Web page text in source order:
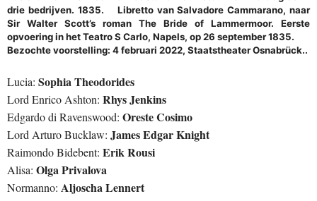
drie bedrijven. 1835. Libretto van Salvadore Cammarano, naar
Sir Walter Scott’s roman The Bride of Lammermoor. Eerste
opvoering in het Teatro S Carlo, Napels, op 26 september 1835.
Bezochte voorstelling: 4 februari 2022, Staatstheater Osnabrück..
Lucia: Sophia Theodorides
Lord Enrico Ashton: Rhys Jenkins
Edgardo di Ravenswood: Oreste Cosimo
Lord Arturo Bucklaw: James Edgar Knight
Raimondo Bidebent: Erik Rousi
Alisa: Olga Privalova
Normanno: Aljoscha Lennert